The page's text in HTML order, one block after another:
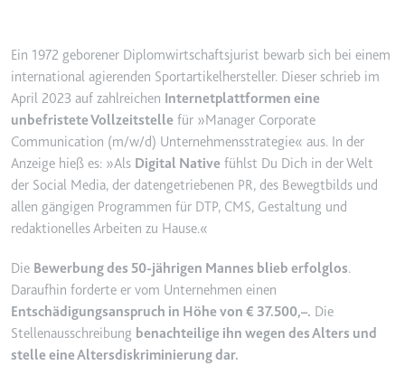
und das Verhalten des Besuchers
zu senden. Erfasst den Besucher
über Geräte und Marketingkanäle
hinweg.
Ablauf:
2 Jahre
Typ:
HTTP-Cookie
Anbieter:
smartlaw.de
Zweck:
Wird verwendet, um Daten zu
Google Analytics über das Gerät
und das Verhalten des Besuchers
zu senden. Erfasst den Besucher
Ablauf:
180 Tage
Typ:
HTTP-Cookie
YSC
Anbieter:
youtube.com
Zweck:
Registriert eine eindeutige ID, um
Statistiken der Videos von
YouTube, die der Benutzer
Ablauf:
Sitzung
Typ:
HTTP-Cookie
Ein 1972 geborener Diplomwirtschaftsjurist bewarb sich bei einem
international agierenden Sportartikelhersteller. Dieser schrieb im
April 2023 auf zahlreichen Internetplattformen eine
unbefristete Vollzeitstelle für »Manager Corporate
Communication (m/w/d) Unternehmensstrategie« aus. In der
Anzeige hieß es: »Als Digital Native fühlst Du Dich in der Welt
der Social Media, der datengetriebenen PR, des Bewegtbilds und
allen gängigen Programmen für DTP, CMS, Gestaltung und
redaktionelles Arbeiten zu Hause.«
Die Bewerbung des 50-jährigen Mannes blieb erfolglos.
Daraufhin forderte er vom Unternehmen einen
Entschädigungsanspruch in Höhe von € 37.500,–. Die
Stellenausschreibung benachteilige ihn wegen des Alters und
stelle eine Altersdiskriminierung dar.